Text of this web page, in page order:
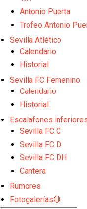
El Sevilla Juvenil
La cita ante el
El dato que
Juanlu de vuelta a
El Granada
Antonio Puerta
Trofeo Antonio
Sevilla Atlético
Calendario
Historial
Sevilla FC Femenino
Calendario
Historial
Escalafones inferiores
Sevilla FC C
Sevilla FC D
Sevilla FC DH
Cantera
Rumores
Fotogalerías🔴